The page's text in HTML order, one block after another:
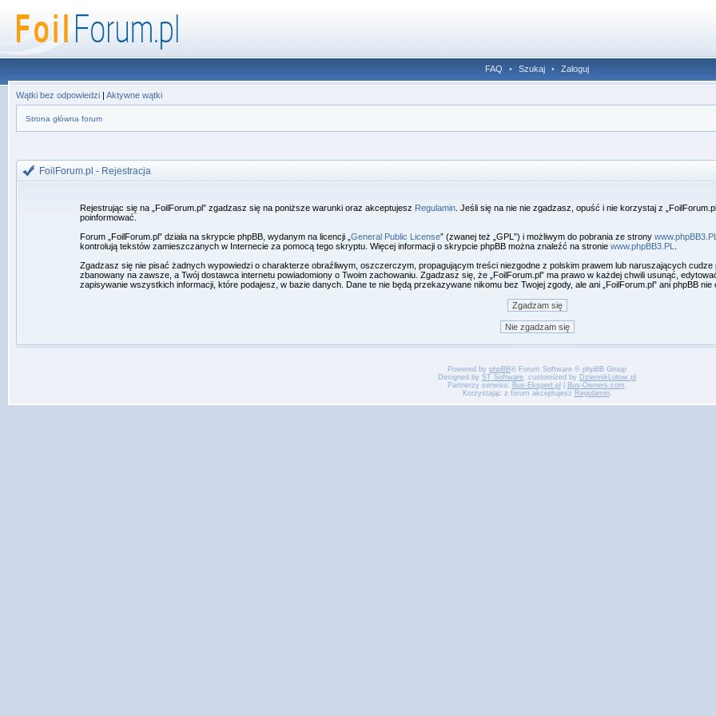
FAQ • Szukaj • Zaloguj
Wątki bez odpowiedzi | Aktywne wątki
Strona główna forum
FoilForum.pl - Rejestracja
Rejestrując się na „FoilForum.pl” zgadzasz się na poniższe warunki oraz akceptujesz Regulamin . Jeśli się na nie nie zgadzasz, opuść i nie korzystaj z
poinformować.
Forum „FoilForum.pl” działa na skrypcie phpBB, wydanym na licencji „ General Public License” (zwanej też „GPL”) i możliwym do pobrania ze strony
kontrolują tekstów zamieszczanych w Internecie za pomocą tego skryptu. Więcej informacji o skrypcie phpBB można znaleźć na stronie www.phpBB3.PL
Zgadzasz się nie pisać żadnych wypowiedzi o charakterze obraźliwym, oszczerczym, propagującym treści niezgodne z polskim prawem lub naruszających
zbanowany na zawsze, a Twój dostawca internetu powiadomiony o Twoim zachowaniu. Zgadzasz się, że „FoilForum.pl” ma prawo w każdej chwili usunąć,
zapisywanie wszystkich informacji, które podajesz, w bazie danych. Dane te nie będą przekazywane nikomu bez Twojej zgody, ale ani „FoilForum.pl” ani phpBB
Powered by phpBB® Forum Software © phpBB Group
Designed by ST Software, customized by DziennikLotow.pl
Partnerzy serwisu: Bus-Ekspert.pl Bus-Owners.com .
Korzystając z forum akceptujesz Regulamin.